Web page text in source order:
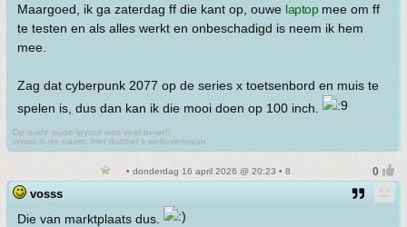
Maargoed, ik ga zaterdag ff die kant op, ouwe laptopmee om ff
te testen en als alles werkt en onbeschadigd is neem ik hem
mee.
Zag dat cyberpunk 2077 op de series x toetsenbord en muis te
spelen is, dus dan kan ik die mooi doen op 100 inch.
De oude oude layout was veel beter!!
vosss is de naam, met dubbel s welteverstaan.
• donderdag 16 april 2026 @ 20:23 • 8
vosss
Die van marktplaats dus.